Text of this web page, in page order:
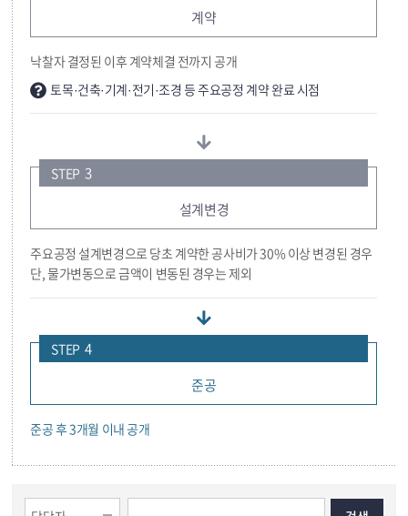
계약
낙찰자 결정된 이후 계약체결 전까지 공개
토목·건축·기계·전기·조경 등 주요공정 계약 완료 시점
STEP 3
설계변경
주요공정 설계변경으로 당초 계약한 공사비가 30% 이상 변경된 경우
단, 물가변동으로 금액이 변동된 경우는 제외
STEP 4
준공
준공 후 3개월 이내 공개